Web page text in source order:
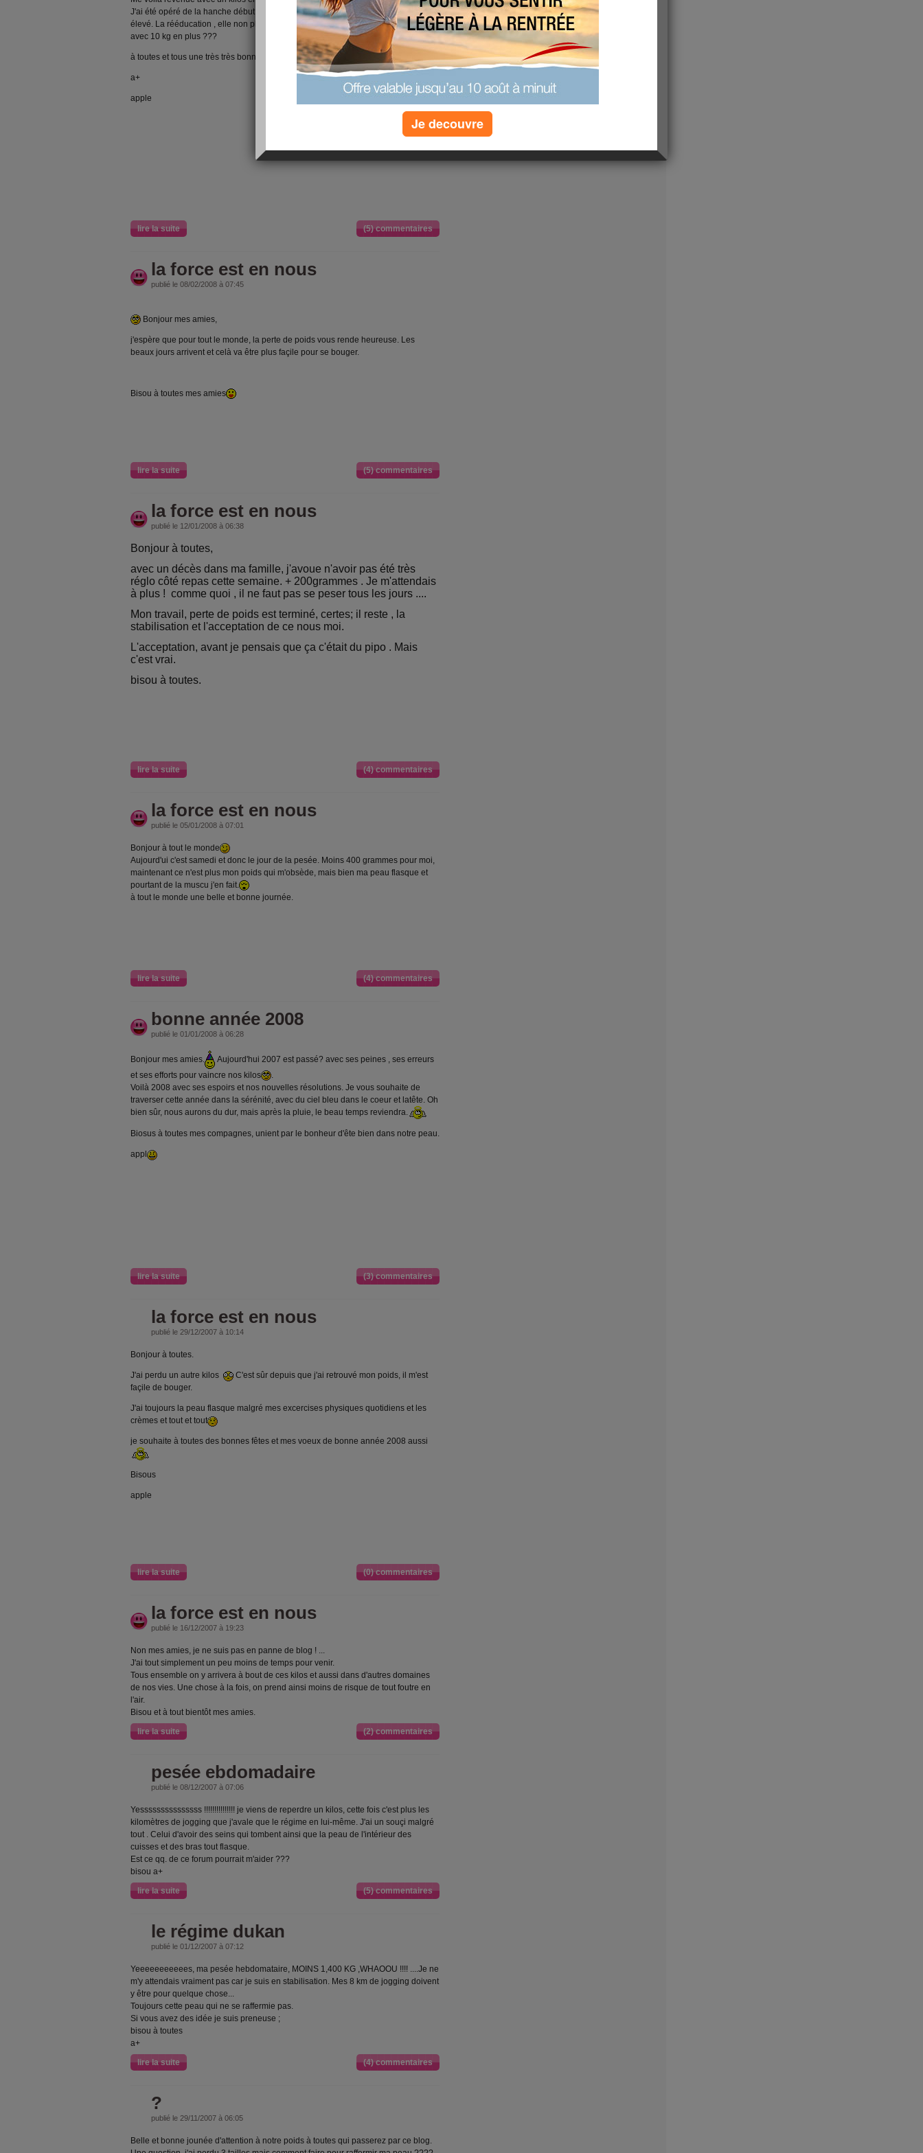
J'ai été opéré de la hanche début mars. Opération facilité par un poids pas trop
élevé. La rééducation , elle non plus n'est pas façile, mais qu'est ce que celà serait
avec 10 kg en plus ???
à toutes et tous une très très bonne journée;
a+
apple
lire la suite (5) commentaires
la force est en nous
publié le 08/02/2008 à 07:45
Bonjour mes amies,
j'espère que pour tout le monde, la perte de poids vous rende heureuse. Les
beaux jours arrivent et celà va être plus façile pour se bouger.
Bisou à toutes mes amies
lire la suite (5) commentaires
la force est en nous
publié le 12/01/2008 à 06:38
Bonjour à toutes,
avec un décès dans ma famille, j'avoue n'avoir pas été très
réglo côté repas cette semaine. + 200grammes . Je m'attendais
à plus ! comme quoi , il ne faut pas se peser tous les jours ....
Mon travail, perte de poids est terminé, certes; il reste , la
stabilisation et l'acceptation de ce nous moi.
L'acceptation, avant je pensais que ça c'était du pipo . Mais
c'est vrai.
bisou à toutes.
lire la suite (4) commentaires
la force est en nous
publié le 05/01/2008 à 07:01
Bonjour à tout le monde
Aujourd'ui c'est samedi et donc le jour de la pesée. Moins 400 grammes pour moi,
maintenant ce n'est plus mon poids qui m'obsède, mais bien ma peau flasque et
pourtant de la muscu j'en fait.
à tout le monde une belle et bonne journée.
lire la suite (4) commentaires
bonne année 2008
publié le 01/01/2008 à 06:28
Bonjour mes amies.
Aujourd'hui 2007 est passé? avec ses peines , ses erreurs
et ses efforts pour vaincre nos kilos
.
Voilà 2008 avec ses espoirs et nos nouvelles résolutions. Je vous souhaite de
traverser cette année dans la sérénité, avec du ciel bleu dans le coeur et latête. Oh
bien sûr, nous aurons du dur, mais après la pluie, le beau temps reviendra.
Biosus à toutes mes compagnes, unient par le bonheur d'ête bien dans notre peau.
appl
lire la suite (3) commentaires
la force est en nous
publié le 29/12/2007 à 10:14
Bonjour à toutes.
J'ai perdu un autre kilos
C'est sûr depuis que j'ai retrouvé mon poids, il m'est
façile de bouger.
J'ai toujours la peau flasque malgré mes excercises physiques quotidiens et les
crèmes et tout et tout
je souhaite à toutes des bonnes fêtes et mes voeux de bonne année 2008 aussi
Bisous
apple
lire la suite (0) commentaires
la force est en nous
publié le 16/12/2007 à 19:23
Non mes amies, je ne suis pas en panne de blog ! ...
J'ai tout simplement un peu moins de temps pour venir.
Tous ensemble on y arrivera à bout de ces kilos et aussi dans d'autres domaines
de nos vies. Une chose à la fois, on prend ainsi moins de risque de tout foutre en
l'air.
Bisou et à tout bientôt mes amies.
lire la suite
(2) commentaires
pesée ebdomadaire
publié le 08/12/2007 à 07:06
Yesssssssssssssss !!!!!!!!!!!!!!! je viens de reperdre un kilos, cette fois c'est plus les
kilomètres de jogging que j'avale que le régime en lui-même. J'ai un souçi malgré
tout . Celui d'avoir des seins qui tombent ainsi que la peau de l'intérieur des
cuisses et des bras tout flasque.
Est ce qq. de ce forum pourrait m'aider ???
bisou a+
lire la suite
(5) commentaires
le régime dukan
publié le 01/12/2007 à 07:12
Yeeeeeeeeeees, ma pesée hebdomataire, MOINS 1,400 KG ,WHAOOU !!!! ....Je ne
m'y attendais vraiment pas car je suis en stabilisation. Mes 8 km de jogging doivent
y être pour quelque chose...
Toujours cette peau qui ne se raffermie pas.
Si vous avez des idée je suis preneuse ;
bisou à toutes
a+
lire la suite
(4) commentaires
?
publié le 29/11/2007 à 06:05
Belle et bonne jounée d'attention à notre poids à toutes qui passerez par ce blog.
Je decouvre